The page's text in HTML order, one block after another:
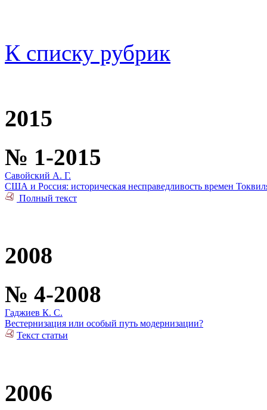
К списку рубрик
2015
№ 1-2015
Савойский А. Г.
США и Россия: историческая несправедливость времен
Полный текст
2008
№ 4-2008
Гаджиев К. С.
Вестернизация или особый путь модернизации?
Текст статьи
2006